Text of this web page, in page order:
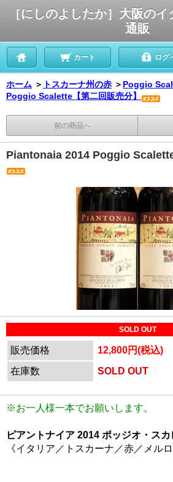
［にしのよしたか］大阪の
通販
カート ログ
ホーム ＞ トスカーナ州の赤 ＞ Poggio
Poggio Scalette【第二回販売分】
前の商品へ
Piantonaia 2014 Poggio Scalette
SOLD OUT
販売価格
12,800円(税込)
在庫数
SOLD OUT
※お一人様一本でお願いします。
ピアントナイア 2014 ポッジオ・ス
《イタリア／トスカーナ／赤／メル